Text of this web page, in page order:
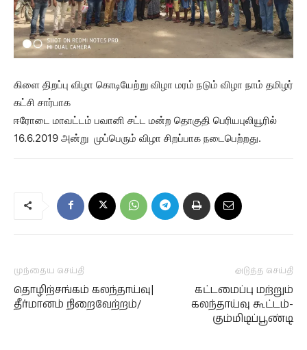
கிளை திறப்பு விழா கொடியேற்று விழா மரம் நடும் விழா நாம் தமிழர்
கட்சி சார்பாக
ஈரோடை மாவட்டம் பவானி சட்ட மன்ற தொகுதி பெரியபுலியூரில்
16.6.2019 அன்று முப்பெரும் விழா சிறப்பாக நடைபெற்றது.
முந்தைய செய்தி
தொழிற்சங்கம் கலந்தாய்வு|
தீர்மானம் நிறைவேற்றம்/
அடுத்த செய்தி
கட்டமைப்பு மற்றும்
கலந்தாய்வு கூட்டம்-
கும்மிடிப்பூண்டி